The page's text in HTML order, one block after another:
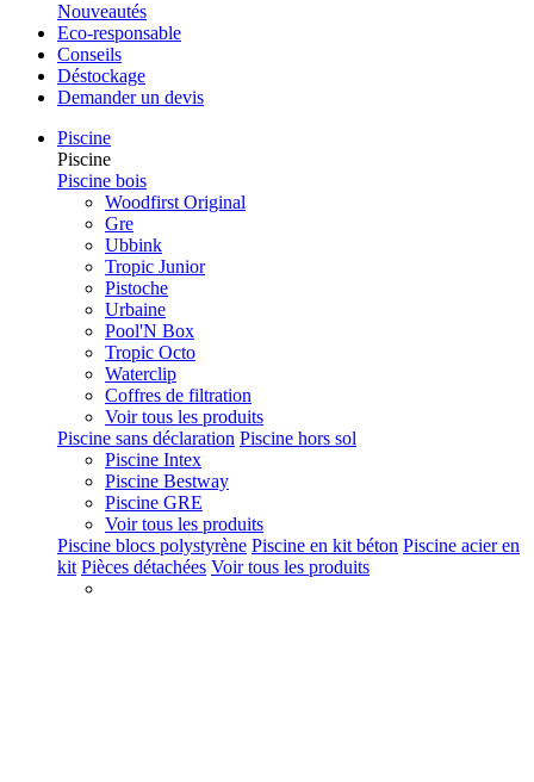
Nouveautés
Eco-responsable
Conseils
Déstockage
Demander un devis
Piscine
Piscine
Piscine bois
Woodfirst Original
Gre
Ubbink
Tropic Junior
Pistoche
Urbaine
Pool'N Box
Tropic Octo
Waterclip
Coffres de filtration
Voir tous les produits
Piscine sans déclaration Piscine hors sol
Piscine Intex
Piscine Bestway
Piscine GRE
Voir tous les produits
Piscine blocs polystyrène Piscine en kit béton Piscine acier en
kit Pièces détachées Voir tous les produits